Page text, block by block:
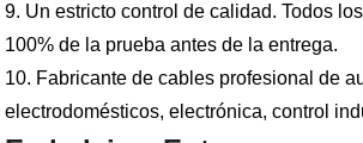
9. Un estricto control de calidad. Todos
100% de la prueba antes de la entrega.
10. Fabricante de cables profesional de
electrodomésticos, electrónica, control